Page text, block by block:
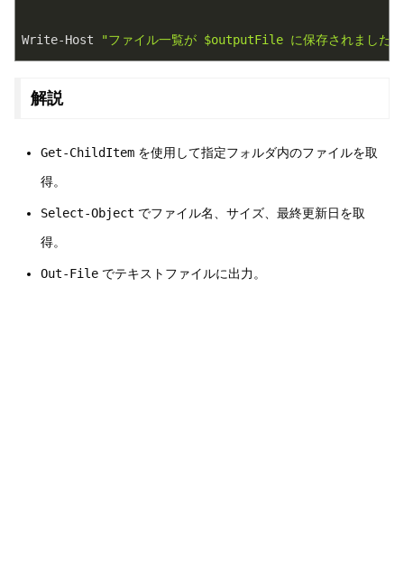
Write-Host "ファイル一覧が $outputFile に保存されました
解説
Get-ChildItemを使用して指定フォルダ内のファイルを取
得。
Select-Object でファイル名、サイズ、最終更新日を取
得。
Out-Fileでテキストファイルに出力。